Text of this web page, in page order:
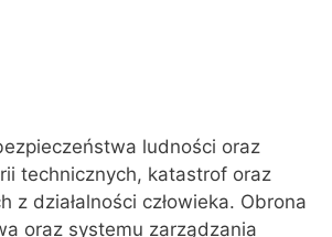
ludności oraz
technicznych, katastrof oraz
działalności człowieka. Obrona
oraz systemu zarządzania